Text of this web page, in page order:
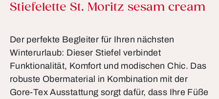
Produktinformationen
Stiefelette St. Moritz sesam cream
Der perfekte Begleiter für Ihren nächsten
Winterurlaub: Dieser Stiefel verbindet
Funktionalität, Komfort und modischen Chic. Das
robuste Obermaterial in Kombination mit der
Gore-Tex Ausstattung sorgt dafür, dass Ihre Füße